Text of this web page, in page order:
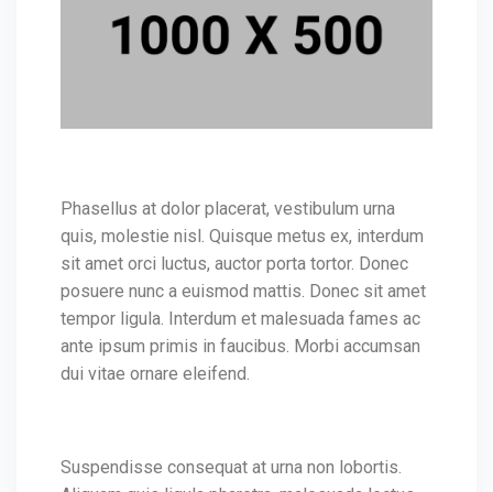
Phasellus at dolor placerat, vestibulum urna
quis, molestie nisl. Quisque metus ex, interdum
sit amet orci luctus, auctor porta tortor. Donec
posuere nunc a euismod mattis. Donec sit amet
tempor ligula. Interdum et malesuada fames ac
ante ipsum primis in faucibus. Morbi accumsan
dui vitae ornare eleifend.
Suspendisse consequat at urna non lobortis.